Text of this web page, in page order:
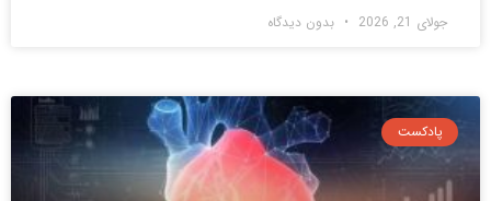
جولای 21, 2026 بدون دیدگاه
پادکست